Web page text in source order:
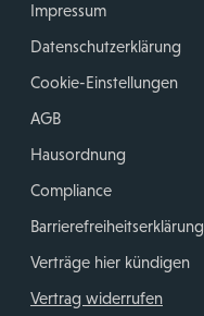
Impressum
Datenschutzerklärung
Cookie-Einstellungen
AGB
Hausordnung
Compliance
Barrierefreiheitserklärung
Verträge hier kündigen
Vertrag widerrufen